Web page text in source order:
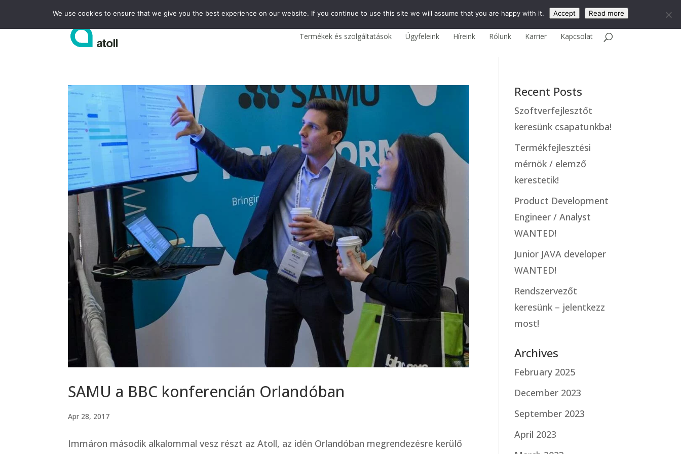
English
Termékek és szolgáltatások Ügyfeleink Híreink Rólunk Karrier Kapcsolat
SAMU a BBC konferencián Orlandóban
Apr 28, 2017
Immáron második alkalommal vesz részt az Atoll, az idén Orlandóban megrendezésre kerülő
Recent Posts
Szoftverfejlesztőt
keresünk csapatunkba!
Termékfejlesztési
mérnök / elemző
kerestetik!
Product Development
Engineer / Analyst
WANTED!
Junior JAVA developer
WANTED!
Rendszervezőt
keresünk – jelentkezz
most!
Archives
February 2025
December 2023
September 2023
April 2023
We use cookies to ensure that we give you the best experience on our website. If you continue to use this site we will assume that you are happy with it. Accept Read more